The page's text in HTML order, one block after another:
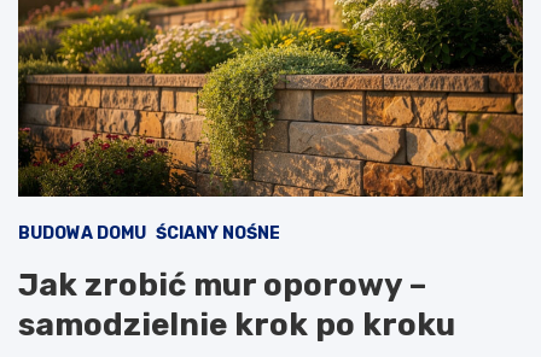
BUDOWA DOMU ŚCIANY NOŚNE
Jak zrobić mur oporowy –
samodzielnie krok po kroku